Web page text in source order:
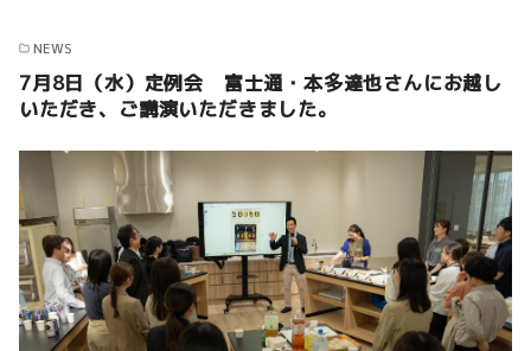
NEWS
7月8日（水）定例会 富士通・本多達也さんにお越し
いただき、ご講演いただきました。